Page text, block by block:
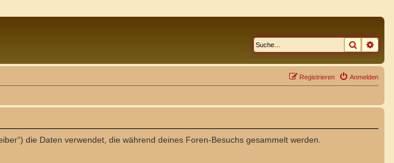
Suche
Anmelden
Registrieren
die Daten verwendet, die während deines Foren-Besuchs gesammelt werden.